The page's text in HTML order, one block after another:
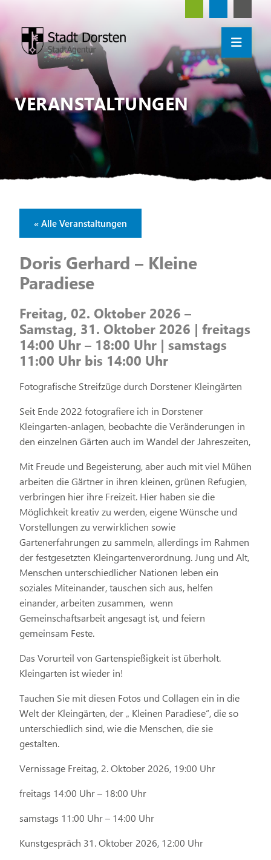
VERANSTALTUNGEN
« Alle Veranstaltungen
Doris Gerhard – Kleine
Paradiese
Freitag, 02. Oktober 2026 –
Samstag, 31. Oktober 2026 | freitags
14:00 Uhr – 18:00 Uhr | samstags
11:00 Uhr bis 14:00 Uhr
Fotografische Streifzüge durch Dorstener Kleingärten
Seit Ende 2022 fotografiere ich in Dorstener
Kleingarten-anlagen, beobachte die Veränderungen in
den einzelnen Gärten auch im Wandel der Jahreszeiten,
Mit Freude und Begeisterung, aber auch mit viel Mühen
arbeiten die Gärtner in ihren kleinen, grünen Refugien,
verbringen hier ihre Freizeit. Hier haben sie die
Möglichkeit kreativ zu werden, eigene Wünsche und
Vorstellungen zu verwirklichen sowie
Gartenerfahrungen zu sammeln, allerdings im Rahmen
der festgesetzten Kleingartenverordnung. Jung und Alt,
Menschen unterschiedlicher Nationen leben ein
soziales Miteinander, tauschen sich aus, helfen
einander, arbeiten zusammen, wenn
Gemeinschaftsarbeit angesagt ist, und feiern
gemeinsam Feste.
Das Vorurteil von Gartenspießigkeit ist überholt.
Kleingarten ist wieder in!
Tauchen Sie mit diesen Fotos und Collagen ein in die
Welt der Kleingärten, der „ Kleinen Paradiese“, die so
unterschiedlich sind, wie die Menschen, die sie
gestalten.
Vernissage Freitag, 2. Oktober 2026, 19:00 Uhr
freitags 14:00 Uhr – 18:00 Uhr
samstags 11:00 Uhr – 14:00 Uhr
Kunstgespräch 31. Oktober 2026, 12:00 Uhr